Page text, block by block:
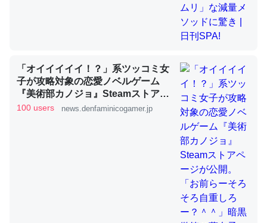
ちょうど同じ理由でEcho Show 8を設定中でした。Prime
とかSpotifyを支払う孝行もできる。一生で親と会える残
り時間を日数にすると1週間とかの人が多いそうだけど、
それを実質100倍以上に伸ばす効果があるはず……
─たまにLINEするくらいだった遠方の父67歳と僕。ITツール導入で
コミュニケーションが劇的に変化した｜tayorini by LIFULL介護
私も3年前ぐらいに祖母の家に設置した。ポケットWifiみ
「オイイイイイ！？」系ツッコミ女
子が攻略対象の恋愛ノベルゲーム
『美術部カノジョ』Steamストアペ
ージが公開。「お前らーそろそろ自
100 users news.denfaminicogamer.jp